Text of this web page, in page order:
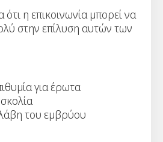
η επικοινωνία μπορεί να
στην επίλυση αυτών των
για έρωτα
του εμβρύου